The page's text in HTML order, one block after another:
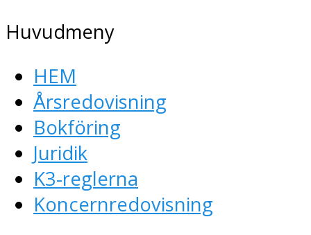
Huvudmeny
HEM
Årsredovisning
Bokföring
Juridik
K3-reglerna
Koncernredovisning